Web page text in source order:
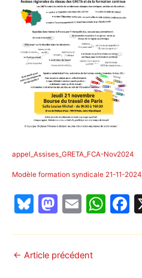
appel_Assises_GRETA_FCA-Nov2024
Modèle formation syndicale 21-11-2024
Bl
e
s
M
st
o
E
ai
l
W
at
F
c
← Article précédent